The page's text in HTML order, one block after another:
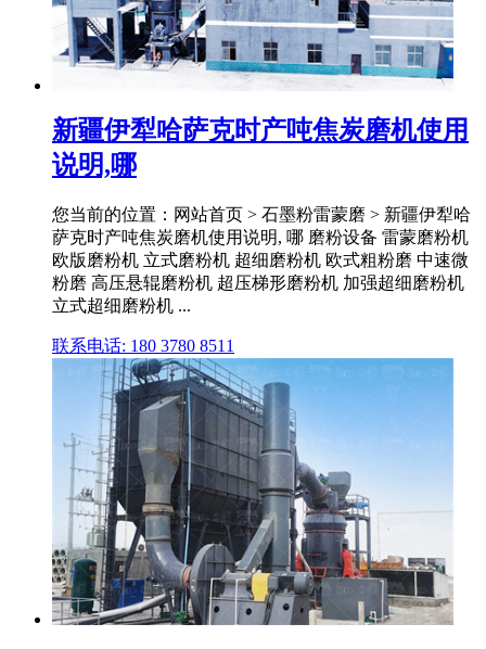
新疆伊犁哈萨克时产吨焦炭磨机使用
说明,哪
您当前的位置：网站首页 > 石墨粉雷蒙磨 > 新疆伊犁哈
萨克时产吨焦炭磨机使用说明, 哪 磨粉设备 雷蒙磨粉机
欧版磨粉机 立式磨粉机 超细磨粉机 欧式粗粉磨 中速微
粉磨 高压悬辊磨粉机 超压梯形磨粉机 加强超细磨粉机
立式超细磨粉机 ...
联系电话: 180 3780 8511